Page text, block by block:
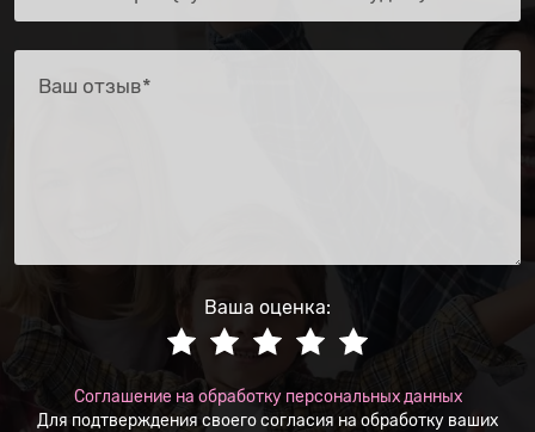
Ваша оценка:
Соглашение на обработку персональных данных
Для подтверждения своего согласия на обработку ваших